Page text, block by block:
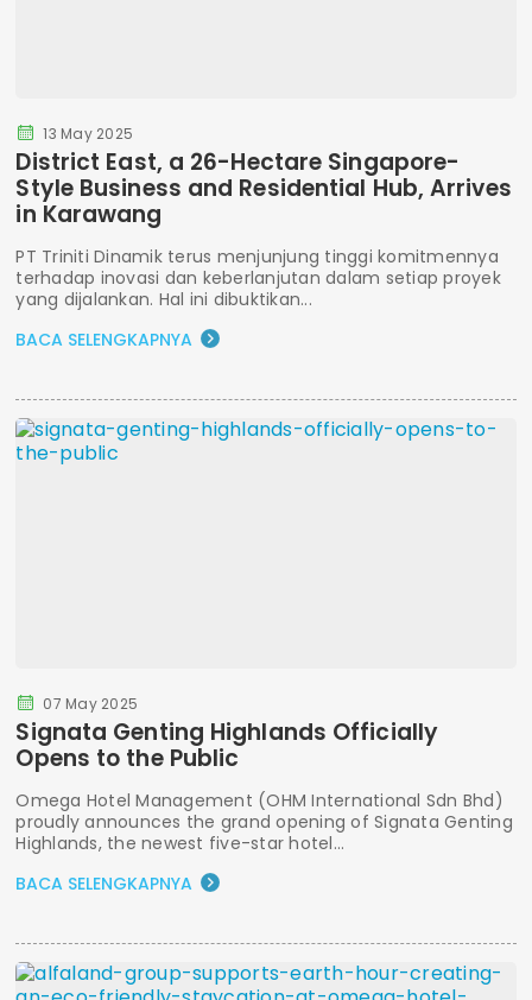
13 May 2025
District East, a 26-Hectare Singapore-
Style Business and Residential Hub, Arrives
in Karawang
PT Triniti Dinamik terus menjunjung tinggi komitmennya
terhadap inovasi dan keberlanjutan dalam setiap proyek
yang dijalankan. Hal ini dibuktikan...
BACA SELENGKAPNYA
07 May 2025
Signata Genting Highlands Officially
Opens to the Public
Omega Hotel Management (OHM International Sdn Bhd)
proudly announces the grand opening of Signata Genting
Highlands, the newest five-star hotel...
BACA SELENGKAPNYA